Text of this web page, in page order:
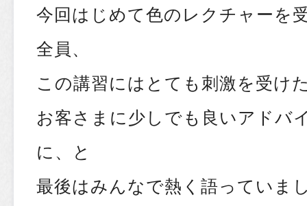
今回はじめて色のレクチャーを
全員、
この講習にはとても刺激を受け
お客さまに少しでも良いアドバ
に、と
最後はみんなで熱く語っていま